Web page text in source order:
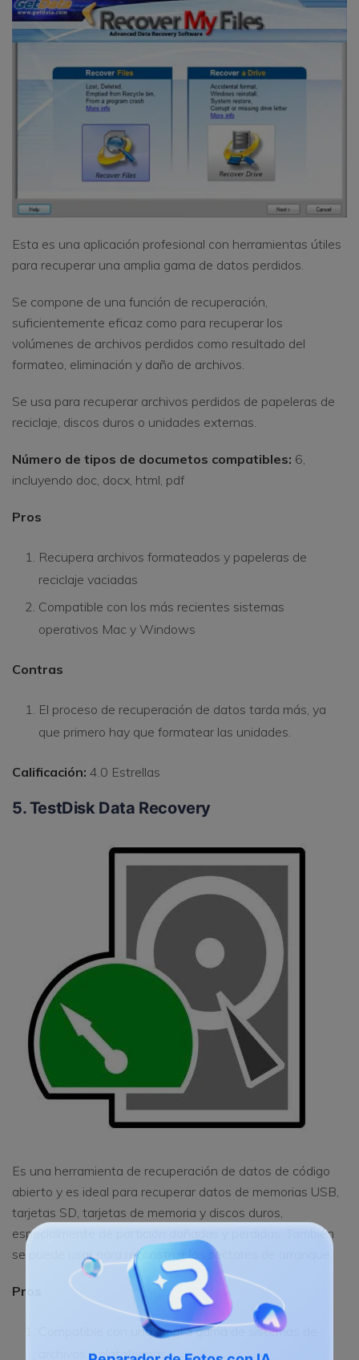
Esta es una aplicación profesional con herramientas útiles
para recuperar una amplia gama de datos perdidos.
Se compone de una función de recuperación,
suficientemente eficaz como para recuperar los
volúmenes de archivos perdidos como resultado del
formateo, eliminación y daño de archivos.
Se usa para recuperar archivos perdidos de papeleras de
reciclaje, discos duros o unidades externas.
Número de tipos de documetos compatibles: 6,
incluyendo doc, docx, html, pdf
Pros
Recupera archivos formateados y papeleras de
reciclaje vaciadas
Compatible con los más recientes sistemas
operativos Mac y Windows
Contras
El proceso de recuperación de datos tarda más, ya
que primero hay que formatear las unidades.
Calificación: 4.0 Estrellas
5. TestDisk Data Recovery
Es una herramienta de recuperación de datos de código
abierto y es ideal para recuperar datos de memorias USB,
tarjetas SD, tarjetas de memoria y discos duros,
especialmente de partición dañadas y perdidas. También
se puede usar para reconstruir los sectores de arranque.
Pros
Compatible con una amplia gama de sistemas de
archivos y plataformas.